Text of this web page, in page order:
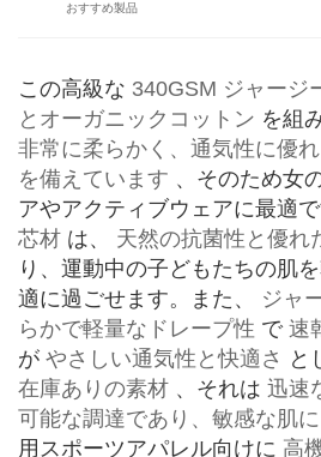
おすすめ製品
この高級な 340GSM ジャージ
とオーガニックコットン を組
非常に柔らかく、通気性に優
を備えています 、そのため女
アやアクティブウェアに最適
芯材 は、 天然の抗菌性と優れ
り、運動中の子どもたちの肌
適に過ごせます。また、 ジャ
らかで軽量なドレープ性 で 速
‌が‌ やさしい通気性と快適さ と
在庫ありの素材 ‌、それは‌ 迅速
可能な調達であり、敏感な肌
用スポーツアパレル向けに‌ 高